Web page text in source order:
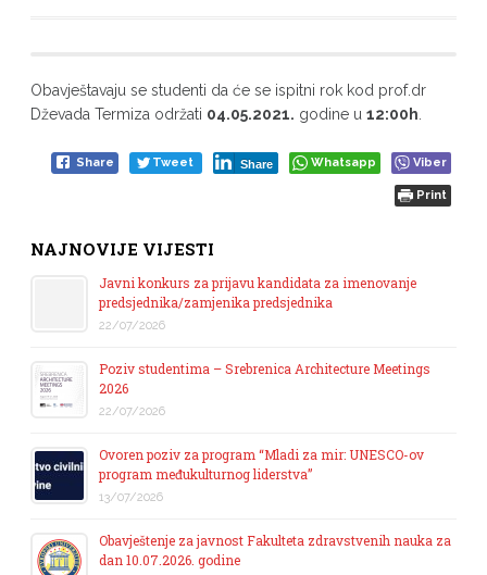
Obavještavaju se studenti da će se ispitni rok kod prof.dr
Dževada Termiza održati 04.05.2021. godine u 12:00h
Share Tweet Share Whatsapp Viber
Print
NAJNOVIJE VIJESTI
Javni konkurs za prijavu kandidata za imenovanje
predsjednika/zamjenika predsjednika
22/07/2026
Poziv studentima – Srebrenica Architecture Meetings
2026
22/07/2026
Ovoren poziv za program “Mladi za mir: UNESCO-ov
program međukulturnog liderstva”
13/07/2026
Obavještenje za javnost Fakulteta zdravstvenih nauka za
dan 10.07.2026. godine